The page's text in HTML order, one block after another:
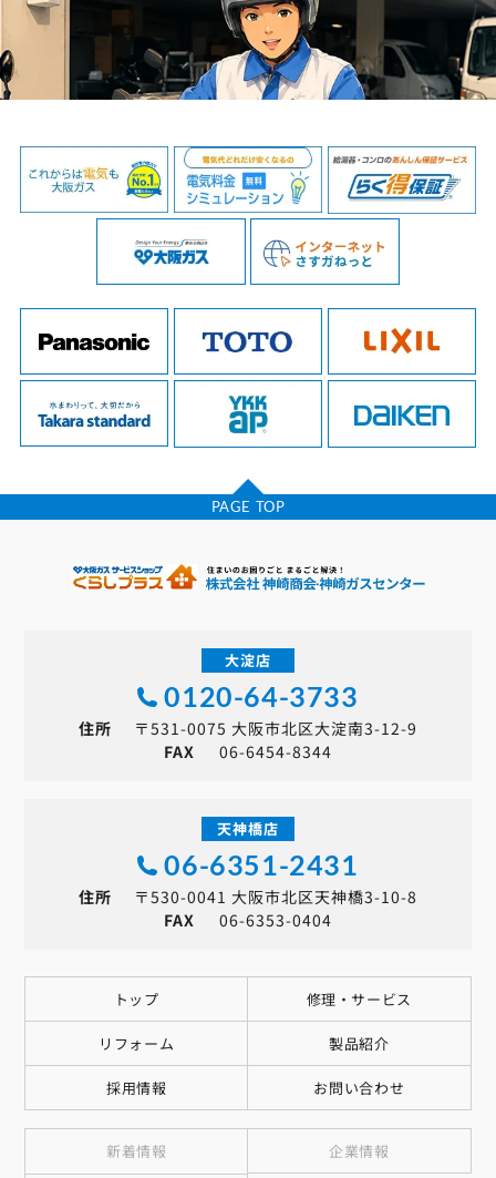
PAGE TOP
大淀店
0120-64-3733
住所
〒531-0075 大阪市北区大淀南3-12-9
FAX
06-6454-8344
天神橋店
06-6351-2431
住所
〒530-0041 大阪市北区天神橋3-10-8
FAX
06-6353-0404
トップ 修理・サービス
リフォーム 製品紹介
採用情報 お問い合わせ
新着情報 企業情報